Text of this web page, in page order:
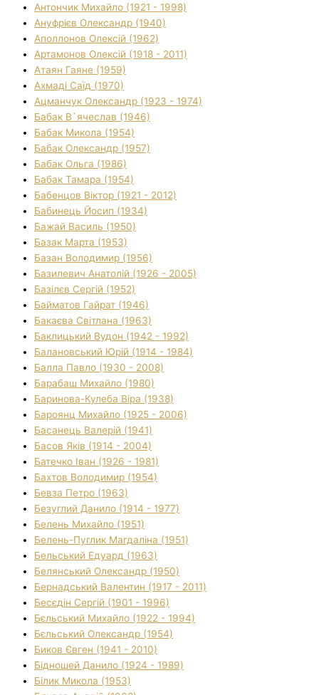
Антончик Михайло (1921 - 1998)
Ануфрієв Олександр (1940)
Аполлонов Олексій (1962)
Артамонов Олексій (1918 - 2011)
Атаян Гаяне (1959)
Ахмаді Саїд (1970)
Ацманчук Олександр (1923 - 1974)
Бабак В`ячеслав (1946)
Бабак Микола (1954)
Бабак Олександр (1957)
Бабак Ольга (1986)
Бабак Тамара (1954)
Бабенцов Віктор (1921 - 2012)
Бабинець Йосип (1934)
Бажай Василь (1950)
Базак Марта (1953)
Базан Володимир (1956)
Базилевич Анатолій (1926 - 2005)
Базілєв Сергій (1952)
Байматов Гайрат (1946)
Бакаєва Світлана (1963)
Баклицький Вудон (1942 - 1992)
Балановський Юрій (1914 - 1984)
Балла Павло (1930 - 2008)
Барабаш Михайло (1980)
Баринова-Кулеба Віра (1938)
Бароянц Михайло (1925 - 2006)
Басанець Валерій (1941)
Басов Яків (1914 - 2004)
Батечко Іван (1926 - 1981)
Бахтов Володимир (1954)
Бевза Петро (1963)
Безуглий Данило (1914 - 1977)
Белень Михайло (1951)
Белень-Пуглик Магдаліна (1951)
Бельський Едуард (1963)
Белянський Олександр (1950)
Бернадський Валентин (1917 - 2011)
Бесєдін Сергій (1901 - 1996)
Бєльський Михайло (1922 - 1994)
Бєльський Олександр (1954)
Биков Євген (1941 - 2010)
Бідношей Данило (1924 - 1989)
Білик Микола (1953)